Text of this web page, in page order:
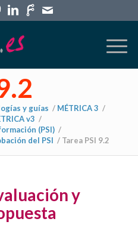
y guías / MÉTRICA 3 /
v3 /
(PSI) /
del PSI / Tarea PSI 9.2
y